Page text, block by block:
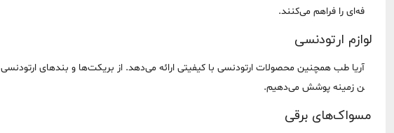
فه‌ای را فراهم می‌کنند.
لوازم ارتودنسی
آریا طب همچنین محصولات ارتودنسی با کیفیتی ارائه می‌دهد. از بریکت‌ها و بندهای
ن زمینه پوشش می‌دهیم.
مسواک‌های برقی